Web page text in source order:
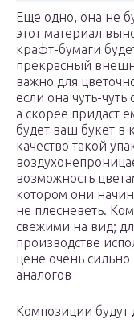
Еще одно, она не
этот материал
крафт-бумаги
прекрасный
важно для
если она чуть-чуть
а скорее придаст
будет ваш букет в
качество такой
возможность
котором они
не плесневеть.
свежими на вид;
производстве
цене очень
аналогов
Композиции будут